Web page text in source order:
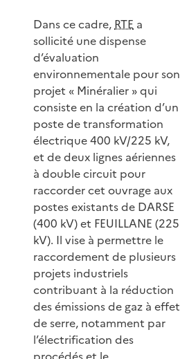
Dans ce cadre, RTE a
sollicité une dispense
d’évaluation
environnementale pour son
projet « Minéralier » qui
consiste en la création d’un
poste de transformation
électrique 400 kV/225 kV,
et de deux lignes aériennes
à double circuit pour
raccorder cet ouvrage aux
postes existants de DARSE
(400 kV) et FEUILLANE (225
kV). Il vise à permettre le
raccordement de plusieurs
projets industriels
contribuant à la réduction
des émissions de gaz à effet
de serre, notamment par
l’électrification des